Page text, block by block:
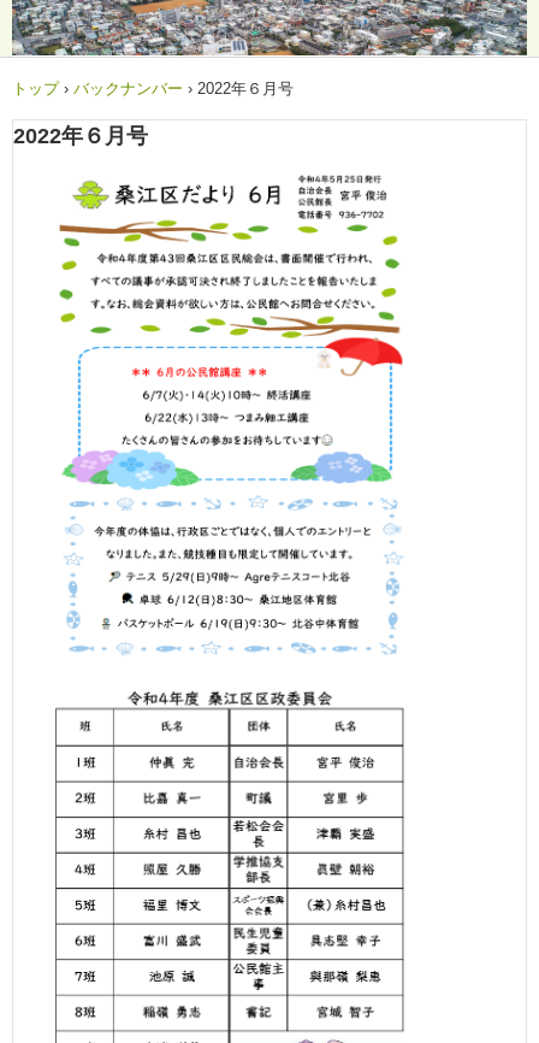
トップ › バックナンバー › 2022年６月号
2022年６月号